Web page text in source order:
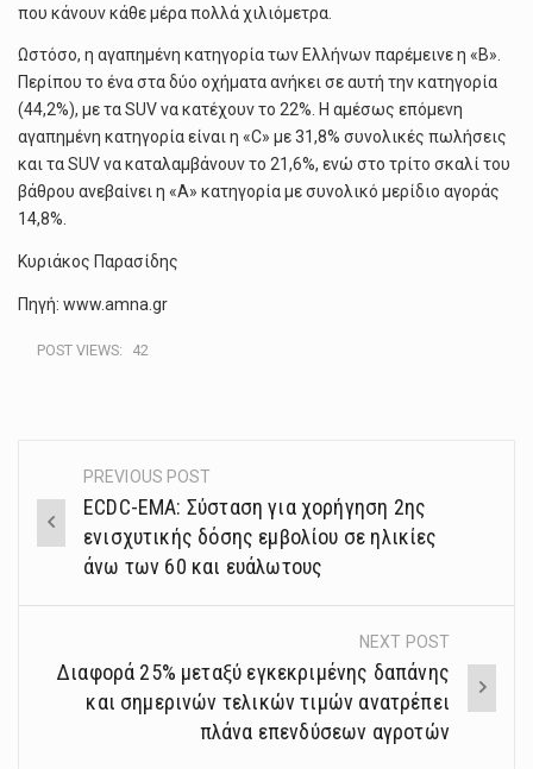
που κάνουν κάθε μέρα πολλά χιλιόμετρα.
Ωστόσο, η αγαπημένη κατηγορία των Ελλήνων παρέμεινε η «Β».
Περίπου το ένα στα δύο οχήματα ανήκει σε αυτή την κατηγορία
(44,2%), με τα SUV να κατέχουν το 22%. Η αμέσως επόμενη
αγαπημένη κατηγορία είναι η «C» με 31,8% συνολικές πωλήσεις
και τα SUV να καταλαμβάνουν το 21,6%, ενώ στο τρίτο σκαλί του
βάθρου ανεβαίνει η «Α» κατηγορία με συνολικό μερίδιο αγοράς
14,8%.
Κυριάκος Παρασίδης
Πηγή: www.amna.gr
POST VIEWS: 42
Post
navigation
PREVIOUS POST
ΕCDC-ΕΜΑ: Σύσταση για χορήγηση 2ης
ενισχυτικής δόσης εμβολίου σε ηλικίες
άνω των 60 και ευάλωτους
NEXT POST
Διαφορά 25% μεταξύ εγκεκριμένης δαπάνης
και σημερινών τελικών τιμών ανατρέπει
πλάνα επενδύσεων αγροτών